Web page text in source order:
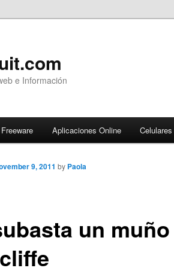
e Información
Freeware Aplicaciones Online Celulares
un
9, 2011 by Paola